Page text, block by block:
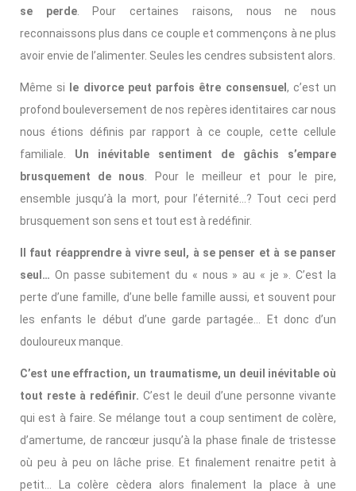
se perde. Pour certaines raisons, nous ne nous
reconnaissons plus dans ce couple et commençons à ne plus
avoir envie de l’alimenter. Seules les cendres subsistent alors.
Même si le divorce peut parfois être consensuel , c’est un
profond bouleversement de nos repères identitaires car nous
nous étions définis par rapport à ce couple, cette cellule
familiale. Un inévitable sentiment de gâchis s’empare
brusquement de nous . Pour le meilleur et pour le pire,
ensemble jusqu’à la mort, pour l’éternité…? Tout ceci perd
brusquement son sens et tout est à redéfinir.
Il faut réapprendre à vivre seul, à se penser et à se panser
seul… On passe subitement du « nous » au « je ». C’est la
perte d’une famille, d’une belle famille aussi, et souvent pour
les enfants le début d’une garde partagée… Et donc d’un
douloureux manque.
C’est une effraction, un traumatisme, un deuil inévitable où
tout reste à redéfinir. C’est le deuil d’une personne vivante
qui est à faire. Se mélange tout a coup sentiment de colère,
d’amertume, de rancœur jusqu’à la phase finale de tristesse
où peu à peu on lâche prise. Et finalement renaitre petit à
petit… La colère cèdera alors finalement la place à une